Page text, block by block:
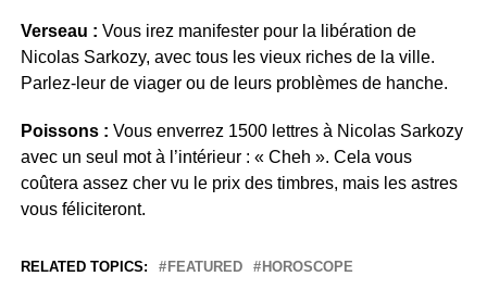
Verseau : Vous irez manifester pour la libération de
Nicolas Sarkozy, avec tous les vieux riches de la ville.
Parlez-leur de viager ou de leurs problèmes de hanche.
Poissons : Vous enverrez 1500 lettres à Nicolas Sarkozy
avec un seul mot à l’intérieur : « Cheh ». Cela vous
coûtera assez cher vu le prix des timbres, mais les astres
vous féliciteront.
RELATED TOPICS: FEATURED HOROSCOPE